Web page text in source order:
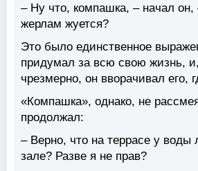
– Ну что, компашка, – начал он,
жерлам жуется?
Это было единственное
придумал за всю свою жизнь,
чрезмерно, он вворачивал его,
«Компашка», однако, не
продолжал:
– Верно, что на террасе у
зале? Разве я не прав?